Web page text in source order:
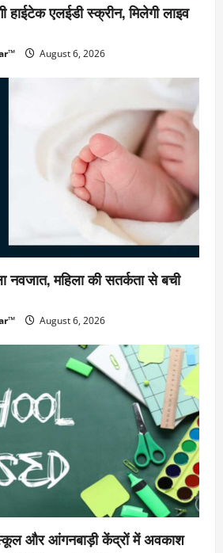
हाईटेक एलईडी स्क्रीन, मिलेगी लाइव
August 6, 2026
नवजात, महिला की सतर्कता से बची
August 6, 2026
और आंगनबाड़ी केंद्रों में अवकाश